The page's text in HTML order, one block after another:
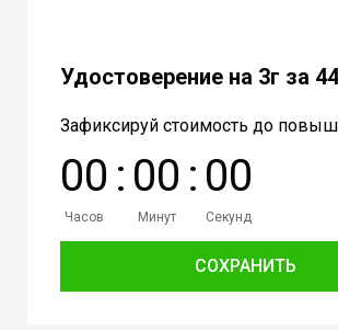
Удостоверение на 3г за
Зафиксируй стоимость до
00
Часов
: 00
Минут
: 00
Секунд
СОХРАНИТЬ